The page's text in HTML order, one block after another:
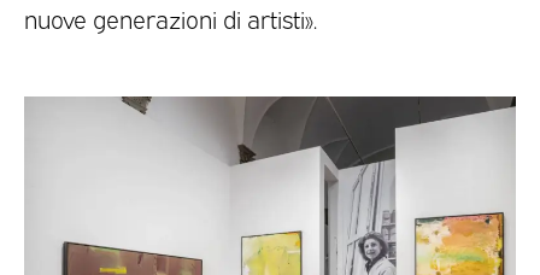
nuove generazioni di artisti».